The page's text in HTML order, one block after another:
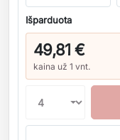
Išparduota
49,81 €
kaina už 1 vnt.